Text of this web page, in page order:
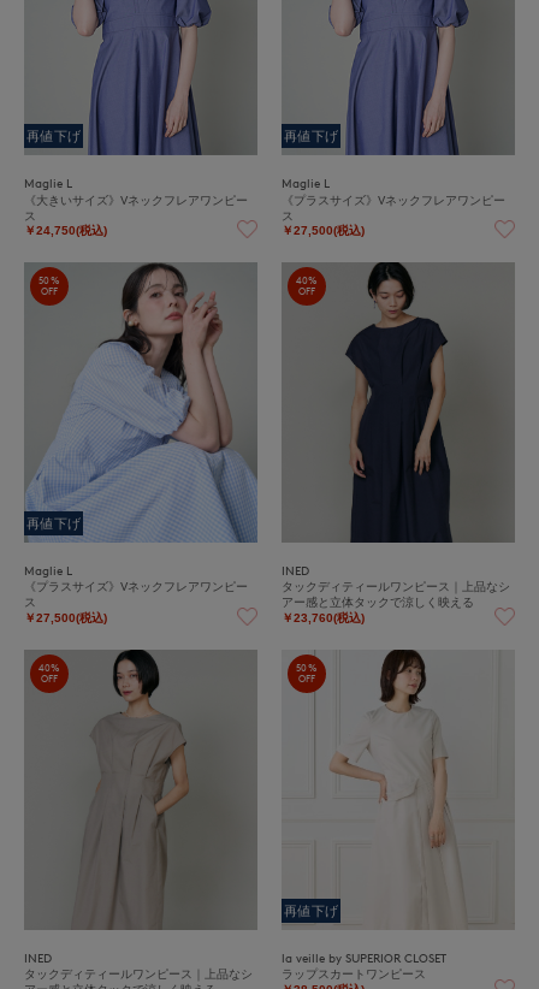
再値下げ
Maglie L
《大きいサイズ》Vネックフレアワンピー
ス
￥24,750(税込)
再値下げ
Maglie L
《プラスサイズ》Vネックフレアワンピー
ス
￥27,500(税込)
50%
OFF
再値下げ
Maglie L
《プラスサイズ》Vネックフレアワンピー
ス
￥27,500(税込)
40%
OFF
INED
タックディティールワンピース｜上品なシ
アー感と立体タックで涼しく映える
￥23,760(税込)
40%
OFF
INED
タックディティールワンピース｜上品なシ
50%
OFF
再値下げ
la veille by SUPERIOR CLOSET
ラップスカートワンピース